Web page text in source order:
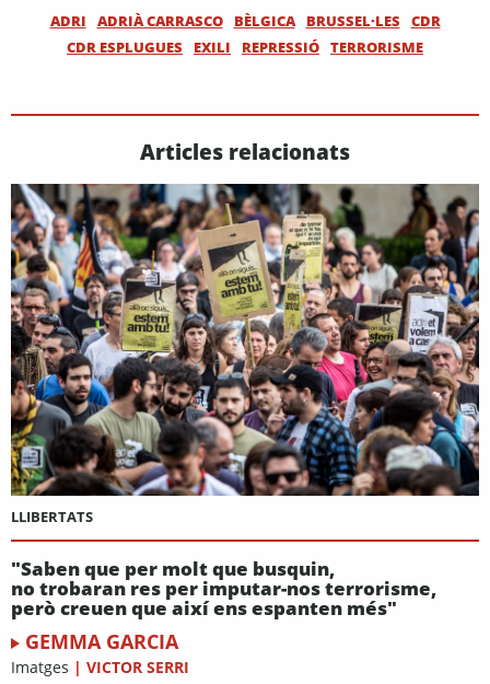
ADRI ADRIÀ CARRASCO BÈLGICA BRUSSEL·LES
CDR
CDR ESPLUGUES
EXILI REPRESSIÓ TERRORISME
Articles relacionats
LLIBERTATS
"Saben que per molt que busquin,
no trobaran res per imputar-nos terrorisme,
però creuen que així ens espanten més"
GEMMA GARCIA
Imatges | VICTOR SERRI